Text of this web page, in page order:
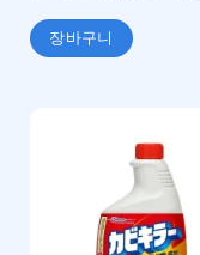
장바구니